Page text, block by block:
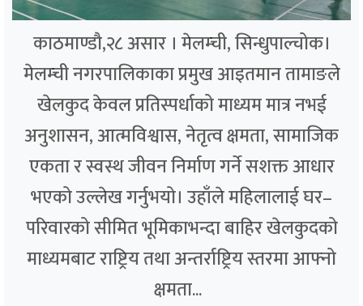
काठमाण्डौ,२८ असार । मेलम्ची, सिन्धुपाल्चोक।
मेलम्ची नगरपालिकाका प्रमुख आइतमान तामाङले
खेलकुद केवल प्रतिस्पर्धाको माध्यम मात्र नभई
अनुशासन, आत्मविश्वास, नेतृत्व क्षमता, सामाजिक
एकता र स्वस्थ जीवन निर्माण गर्ने सशक्त आधार
भएको उल्लेख गर्नुभयो। उहाँले महिलालाई घर–
परिवारको सीमित भूमिकाभन्दा बाहिर खेलकुदको
माध्यमबाट राष्ट्रिय तथा अन्तर्राष्ट्रिय स्तरमा आफ्नो
क्षमता...